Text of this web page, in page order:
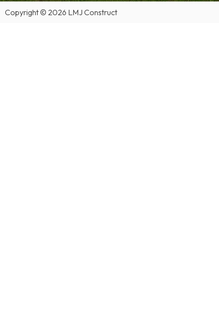
Copyright © 2026 LMJ Construct